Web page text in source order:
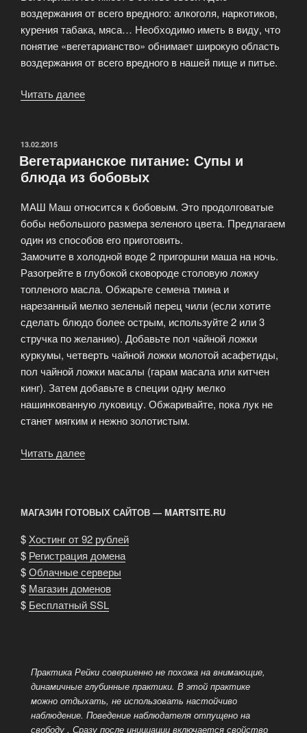
воздержания от всего вредного: алкоголя, наркотиков,
курения табака, мяса… Необходимо иметь в виду, что
понятие «вегетарианство» обнимает широкую область
воздержания от всего вредного в нашей пище и питье.
Читать далее
ОПУБЛИКОВАНО
13.02.2015
Вегетарианское питание: Супы и
блюда из бобовых
МАШ Маш относится к бобовым. Это продолговатые
бобы небольшого размера зеленого цвета. Предлагаем
один из способов его приготовить.
Замочите в холодной воде 2 пригоршни маша на ночь.
Разогрейте в глубокой сковороде столовую ложку
топленого масла. Обжарьте семена тмина и
нарезанный мелко зеленый перец чили (если хотите
сделать блюдо более острым, используйте 2 или 3
стручка по желанию). Добавьте пол чайной ложки
куркумы, четверть чайной ложки молотой асафетиды,
пол чайной ложки масалы (гарам масала или китчен
кинг). Затем добавьте в специи одну мелко
нашинкованную луковицу. Обжаривайте, пока лук не
станет мягким и нежно золотистым.
Читать далее
блюда
из
бобовых»
МАГАЗИН ГОТОВЫХ САЙТОВ — MARTSITE.RU
$ Хостинг от 92 рублей
$ Регистрация домена
$Облачные серверы
$ Магазин доменов
$ Бесплатный SSL
Практика Рейки совершенно не похожа на внимающие,
динамичные глубинные практики. В этой практике
можно отдыхать, не использовать настойчиво
наблюдение. Поведение наблюдателя отпущено на
свободу . Сразу после инициации включается свойство